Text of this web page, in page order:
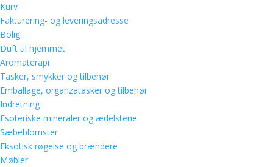
Kurv
Fakturering- og leveringsadresse
Bolig
Duft til hjemmet
Aromaterapi
Tasker, smykker og tilbehør
Emballage, organzatasker og tilbehør
Indretning
Esoteriske mineraler og ædelstene
Sæbeblomster
Eksotisk røgelse og brændere
Møbler